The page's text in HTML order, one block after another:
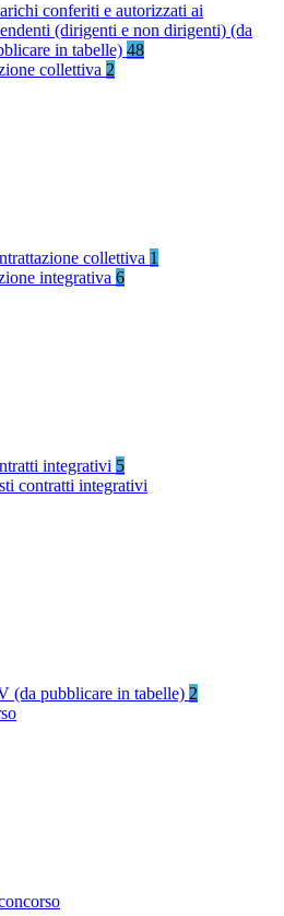
conferiti e autorizzati ai
(dirigenti e non dirigenti) (da
in tabelle) 48
collettiva 2
collettiva 1
integrativa 6
integrativi 5
contratti integrativi
(da pubblicare in tabelle) 2